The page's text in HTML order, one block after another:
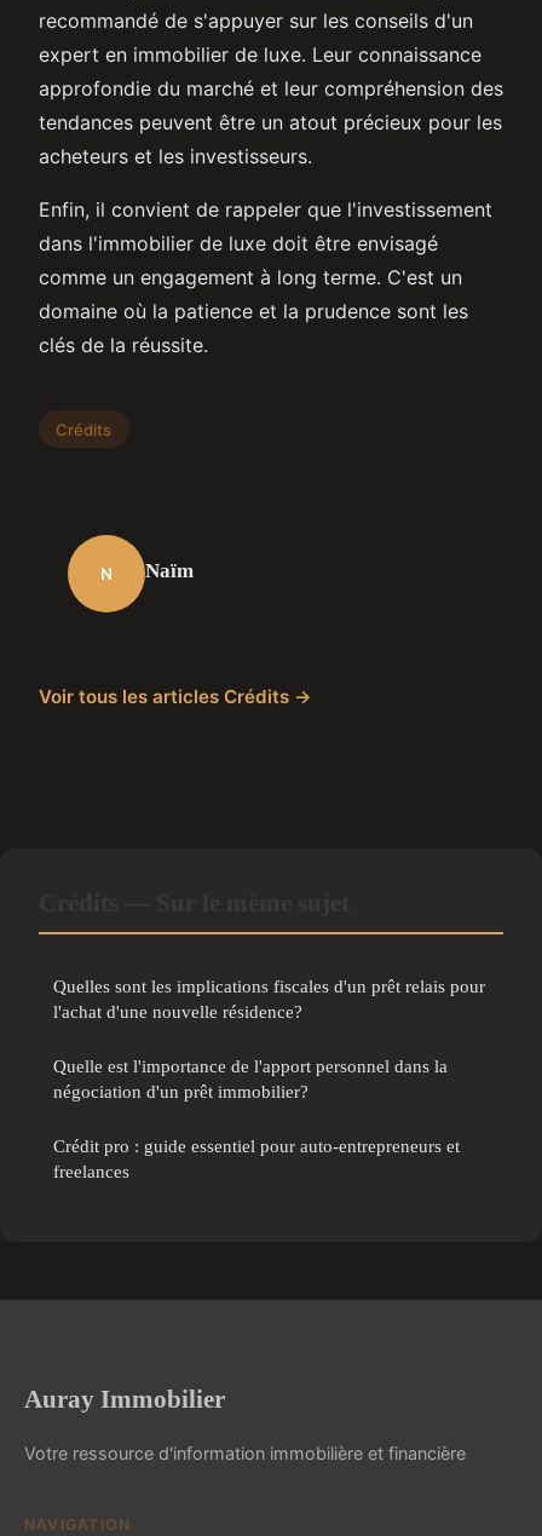
recommandé de s'appuyer sur les conseils d'un
expert en immobilier de luxe. Leur connaissance
approfondie du marché et leur compréhension des
tendances peuvent être un atout précieux pour les
acheteurs et les investisseurs.
Enfin, il convient de rappeler que l'investissement
dans l'immobilier de luxe doit être envisagé
comme un engagement à long terme. C'est un
domaine où la patience et la prudence sont les
clés de la réussite.
Crédits
N Naïm
Voir tous les articles Crédits →
Quelles sont les implications fiscales d'un prêt relais pour
l'achat d'une nouvelle résidence?
Quelle est l'importance de l'apport personnel dans la
négociation d'un prêt immobilier?
Crédit pro : guide essentiel pour auto-entrepreneurs et
freelances
Auray Immobilier
Votre ressource d'information immobilière et financière
NAVIGATION